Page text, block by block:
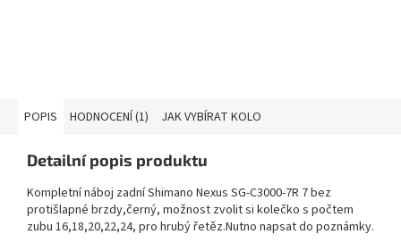
POPIS HODNOCENÍ (1) JAK VYBÍRAT KOLO
Detailní popis produktu
Kompletní náboj zadní Shimano Nexus SG-C3000-7R 7 bez
protišlapné brzdy,černý, možnost zvolit si kolečko s počtem
zubu 16,18,20,22,24, pro hrubý řetěz.Nutno napsat do poznámky.